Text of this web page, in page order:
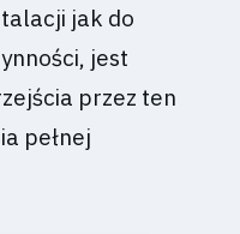
jak do
jest
przez ten
pełnej